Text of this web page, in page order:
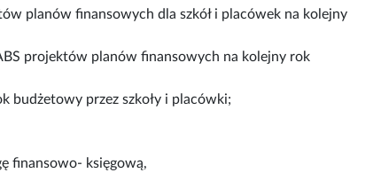
planów finansowych dla szkół i placówek na kolejny
projektów planów finansowych na kolejny rok
budżetowy przez szkoły i placówki;
finansowo- księgową,